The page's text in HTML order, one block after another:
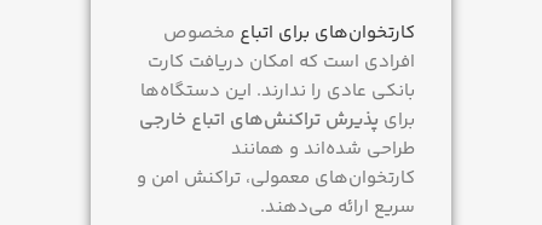
کارتخوان‌های برای اتباع مخصوص
افرادی است که امکان دریافت کارت
بانکی عادی را ندارند. این دستگاه‌ها
برای پذیرش تراکنش‌های اتباع خارجی
طراحی شده‌اند و همانند
کارتخوان‌های معمولی، تراکنش امن و
سریع ارائه می‌دهند.